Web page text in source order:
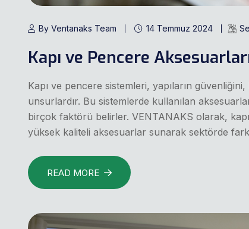
By Ventanaks Team 14 Temmuz 2024
Kapı ve Pencere
Kapı ve pencere sistemleri, yapıların
unsurlardır. Bu sistemlerde kullanılan
birçok faktörü belirler. VENTANAKS olarak,
yüksek kaliteli aksesuarlar sunarak sektörde
READ MORE